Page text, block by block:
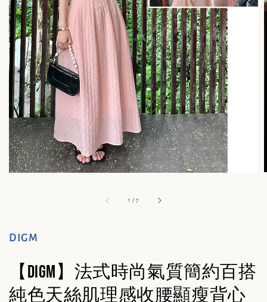
1 /7
DIGM
【DIGM】法式時尚氣質簡約百搭
純色天絲肌理感收腰顯瘦背心